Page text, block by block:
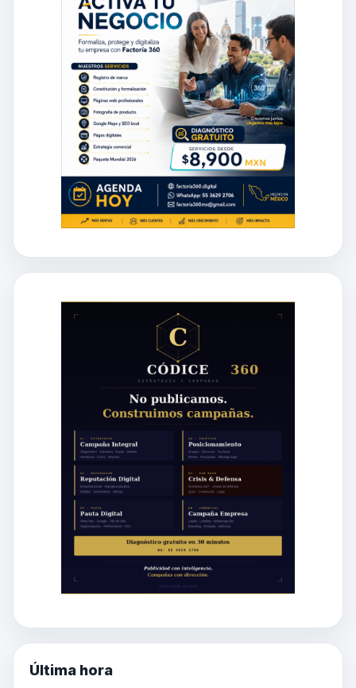
Última hora